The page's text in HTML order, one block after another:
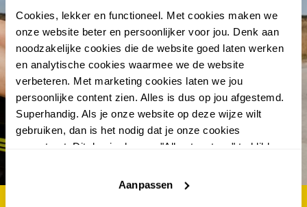
Cookies, lekker en functioneel. Met cookies maken we
onze website beter en persoonlijker voor jou. Denk aan
noodzakelijke cookies die de website goed laten werken
en analytische cookies waarmee we de website
verbeteren. Met marketing cookies laten we jou
persoonlijke content zien. Alles is dus op jou afgestemd.
Superhandig. Als je onze website op deze wijze wilt
gebruiken, dan is het nodig dat je onze cookies
accepteert. Dit doe je door op "Alles toestaan" te klikken.
website niet optimaal functioneert.
Aanpassen
abonneer en win €100.-
shoptegoed